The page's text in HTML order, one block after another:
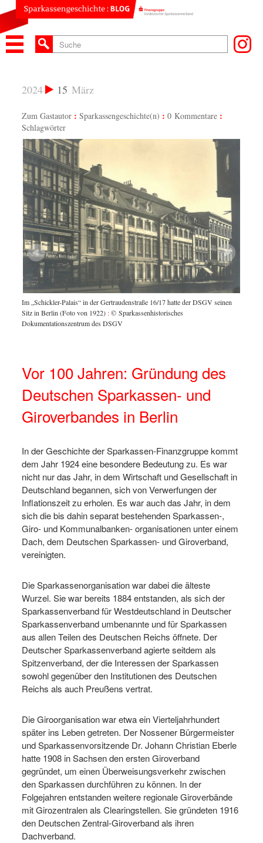
15 März
2024
Zum Gastautor Sparkassengeschichte(n)
0 Kommentare
Schlagwörter
Im „Schickler-Palais“ in der Gertraudenstraße 16/17 hatte der DSGV seinen
Sitz in Berlin (Foto von 1922) :© Sparkassenhistorisches
Dokumentationszentrum des DSGV
Vor 100 Jahren: Gründung des
Deutschen Sparkassen- und
Giroverbandes in Berlin
In der Geschichte der Sparkassen-Finanzgruppe kommt
dem Jahr 1924 eine besondere Bedeutung zu. Es war
nicht nur das Jahr, in dem Wirtschaft und Gesellschaft in
Deutschland begannen, sich von Verwerfungen der
Inflationszeit zu erholen. Es war auch das Jahr, in dem
sich die bis dahin separat bestehenden Sparkassen-,
Giro- und Kommunalbanken- organisationen unter einem
Dach, dem Deutschen Sparkassen- und Giroverband,
vereinigten.
Die Sparkassenorganisation war dabei die älteste
Wurzel. Sie war bereits 1884 entstanden, als sich der
Sparkassenverband für Westdeutschland in Deutscher
Sparkassenverband umbenannte und für Sparkassen
aus allen Teilen des Deutschen Reichs öffnete. Der
Deutscher Sparkassenverband agierte seitdem als
Spitzenverband, der die Interessen der Sparkassen
sowohl gegenüber den Institutionen des Deutschen
Reichs als auch Preußens vertrat.
Die Giroorganisation war etwa ein Vierteljahrhundert
später ins Leben getreten. Der Nossener Bürgermeister
und Sparkassenvorsitzende Dr. Johann Christian Eberle
hatte 1908 in Sachsen den ersten Giroverband
gegründet, um einen Überweisungsverkehr zwischen
den Sparkassen durchführen zu können. In der
Folgejahren entstanden weitere regionale Giroverbände
mit Girozentralen als Clearingstellen. Sie gründeten 1916
den Deutschen Zentral-Girover­band als ihren
Dachverband.